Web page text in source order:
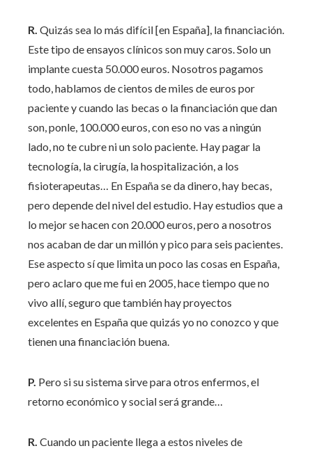
R. Quizás sea lo más difícil [en España], la financiación.
Este tipo de ensayos clínicos son muy caros. Solo un
implante cuesta 50.000 euros. Nosotros pagamos
todo, hablamos de cientos de miles de euros por
paciente y cuando las becas o la financiación que dan
son, ponle, 100.000 euros, con eso no vas a ningún
lado, no te cubre ni un solo paciente. Hay pagar la
tecnología, la cirugía, la hospitalización, a los
fisioterapeutas… En España se da dinero, hay becas,
pero depende del nivel del estudio. Hay estudios que a
lo mejor se hacen con 20.000 euros, pero a nosotros
nos acaban de dar un millón y pico para seis pacientes.
Ese aspecto sí que limita un poco las cosas en España,
pero aclaro que me fui en 2005, hace tiempo que no
vivo allí, seguro que también hay proyectos
excelentes en España que quizás yo no conozco y que
tienen una financiación buena.
P. Pero si su sistema sirve para otros enfermos, el
retorno económico y social será grande…
R. Cuando un paciente llega a estos niveles de